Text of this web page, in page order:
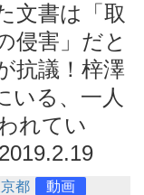
文書は「取
侵害」だと
抗議！梓澤
いる、一人
れてい
都 動画